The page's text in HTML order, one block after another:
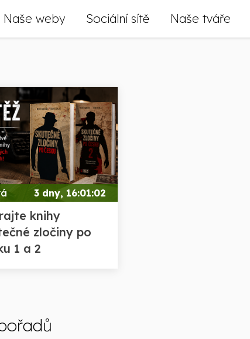
Naše weby Sociální sítě Naše tváře
3 dny, 16:01:00
knihy
zločiny po
1 a 2